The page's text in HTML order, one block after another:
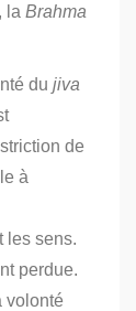
la Brahma
du jiva
de
à
les sens.
perdue.
volonté